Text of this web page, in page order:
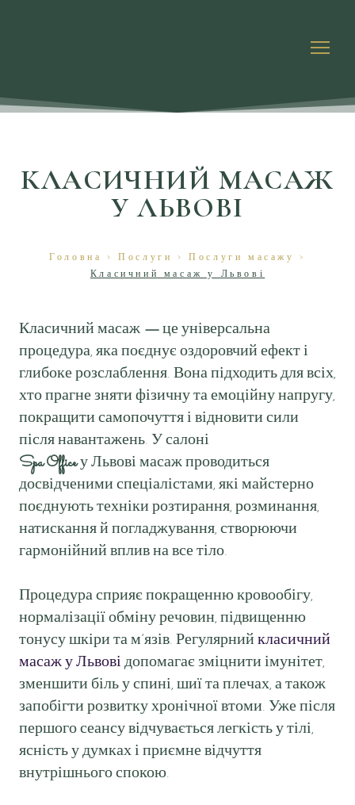
КЛАСИЧНИЙ МАСАЖ
У ЛЬВОВІ
Головна >Послуги >Послуги масажу >
Класичний масаж у Львові
Класичний масаж —це універсальна
процедура, яка поєднує оздоровчий ефект і
глибоке розслаблення. Вона підходить для всіх,
хто прагне зняти фізичну та емоційну напругу,
покращити самопочуття і відновити сили
після навантажень. У салоні
Spa Officeу Львові масаж проводиться
досвідченими спеціалістами, які майстерно
поєднують техніки розтирання, розминання,
натискання й погладжування, створюючи
гармонійний вплив на все тіло.
Процедура сприяє покращенню кровообігу,
нормалізації обміну речовин, підвищенню
тонусу шкіри та м’язів. Регулярнийкласичний
масаж у Львовідопомагає зміцнити імунітет,
зменшити біль у спині, шиї та плечах, а також
запобігти розвитку хронічної втоми. Уже після
першого сеансу відчувається легкість у тілі,
ясність у думках і приємне відчуття
внутрішнього спокою.